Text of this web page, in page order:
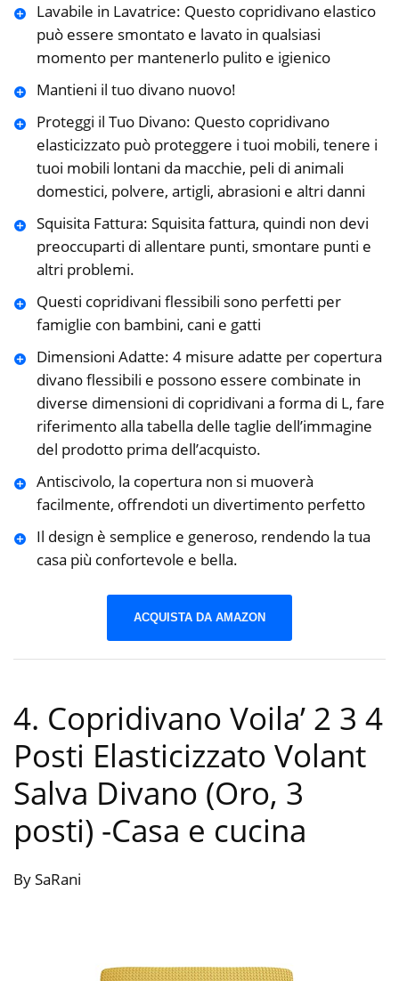
Lavabile in Lavatrice: Questo copridivano elastico
può essere smontato e lavato in qualsiasi
momento per mantenerlo pulito e igienico
Mantieni il tuo divano nuovo!
Proteggi il Tuo Divano: Questo copridivano
elasticizzato può proteggere i tuoi mobili, tenere i
tuoi mobili lontani da macchie, peli di animali
domestici, polvere, artigli, abrasioni e altri danni
Squisita Fattura: Squisita fattura, quindi non devi
preoccuparti di allentare punti, smontare punti e
altri problemi.
Questi copridivani flessibili sono perfetti per
famiglie con bambini, cani e gatti
Dimensioni Adatte: 4 misure adatte per copertura
divano flessibili e possono essere combinate in
diverse dimensioni di copridivani a forma di L, fare
riferimento alla tabella delle taglie dell’immagine
del prodotto prima dell’acquisto.
Antiscivolo, la copertura non si muoverà
facilmente, offrendoti un divertimento perfetto
Il design è semplice e generoso, rendendo la tua
casa più confortevole e bella.
ACQUISTA DA AMAZON
4. Copridivano Voila’ 2 3 4
Posti Elasticizzato Volant
Salva Divano (Oro, 3
posti) -Casa e cucina
By SaRani